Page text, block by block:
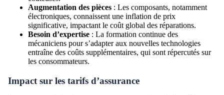
Augmentation des pièces : Les composants, notamment
électroniques, connaissent une inflation de prix
significative, impactant le coût global des réparations.
Besoin d’expertise : La formation continue des
mécaniciens pour s’adapter aux nouvelles technologies
entraîne des coûts supplémentaires, qui sont répercutés sur
les consommateurs.
Impact sur les tarifs d’assurance